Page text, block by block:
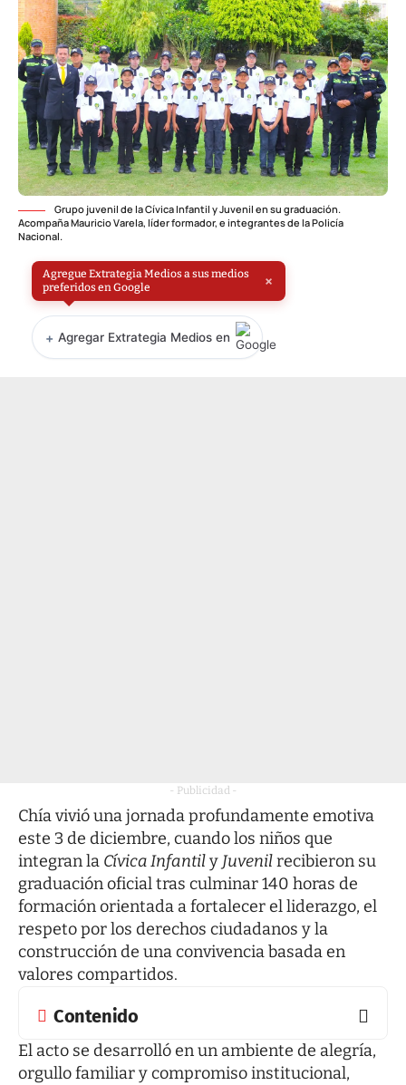
Grupo juvenil de la Cívica Infantil y Juvenil en su graduación.
Acompaña Mauricio Varela, líder formador, e integrantes de la Policía
Nacional.
Agregue Extrategia Medios a sus medios
preferidos en Google
×
+ Agregar Extrategia Medios en
- Publicidad -
Chía vivió una jornada profundamente emotiva
este 3 de diciembre, cuando los niños que
integran la Cívica Infantily Juvenilrecibieron su
graduación oficial tras culminar 140 horas de
formación orientada a fortalecer el liderazgo, el
respeto por los derechos ciudadanos y la
construcción de una convivencia basada en
valores compartidos.
Contenido
El acto se desarrolló en un ambiente de alegría,
orgullo familiar y compromiso institucional,